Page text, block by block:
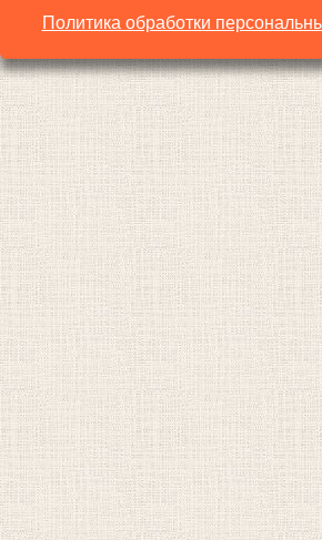
Политика обработки